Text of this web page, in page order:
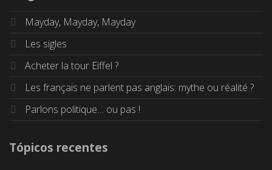
Mayday, Mayday, Mayday
Les sigles
Acheter la tour Eiffel ?
Les français ne parlent pas anglais: mythe ou réalité ?
Parlons politique… ou pas !
Tópicos recentes